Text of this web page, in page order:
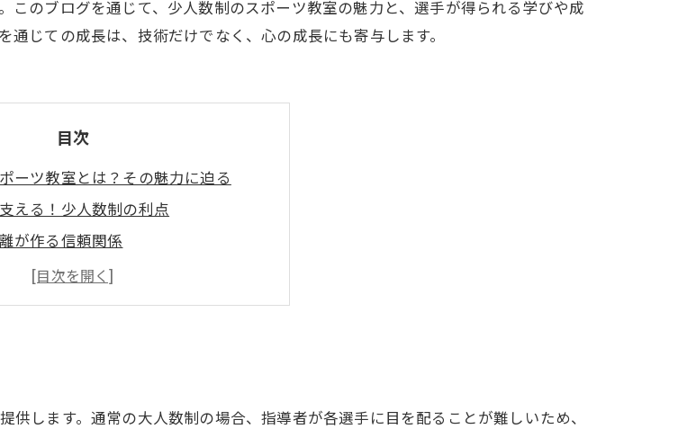
のブログを通じて、少人数制のスポーツ教室の魅力と、選手が得られる学びや成
じての成長は、技術だけでなく、心の成長にも寄与します。
目次
ーツ教室とは？その魅力に迫る
える！少人数制の利点
が作る信頼関係
協調性とコミュニケーション能力
功事例：選手たちの声
します。通常の大人数制の場合、指導者が各選手に目を配ることが難しいため、